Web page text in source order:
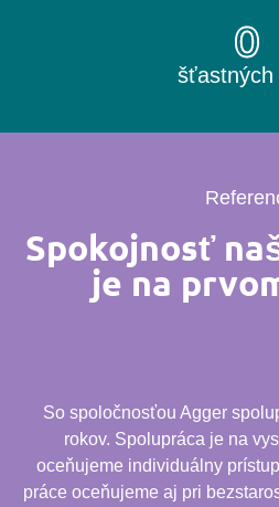
šťastných
0
Spokojnosť
je na
So spoločnosťou Agger
rokov. Spolupráca je na
oceňujeme individuálny
práce oceňujeme aj pri